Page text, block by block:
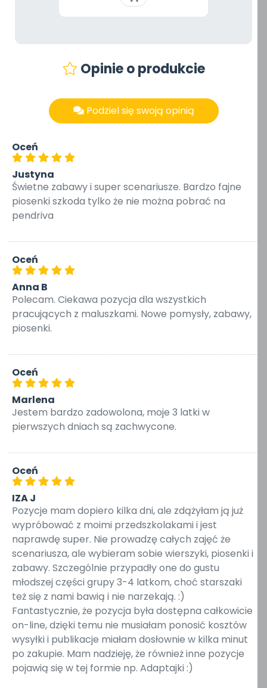
Opinie o produkcie
Podziel się swoją opinią
Oceń
Justyna
Świetne zabawy i super scenariusze. Bardzo fajne
piosenki szkoda tylko że nie można pobrać na
pendriva
Oceń
Anna B
Polecam. Ciekawa pozycja dla wszystkich
pracujących z maluszkami. Nowe pomysły, zabawy,
piosenki.
Oceń
Marlena
Jestem bardzo zadowolona, moje 3 latki w
pierwszych dniach są zachwycone.
Oceń
IZA J
Pozycje mam dopiero kilka dni, ale zdążyłam ją już
wypróbować z moimi przedszkolakami i jest
naprawdę super. Nie prowadzę całych zajęć że
scenariusza, ale wybieram sobie wierszyki, piosenki i
zabawy. Szczególnie przypadły one do gustu
młodszej części grupy 3-4 latkom, choć starszaki
też się z nami bawią i nie narzekają. :)
Fantastycznie, że pozycja była dostępna całkowicie
on-line, dzięki temu nie musiałam ponosić kosztów
wysyłki i publikacje miałam dosłownie w kilka minut
po zakupie. Mam nadzieję, że również inne pozycje
pojawią się w tej formie np. Adaptajki :)